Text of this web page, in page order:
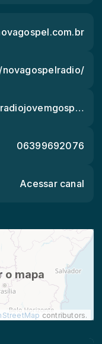
https://www.instagram.com/radiojovemgospel/
06399692076
Acessar canal
o mapa
contributors.